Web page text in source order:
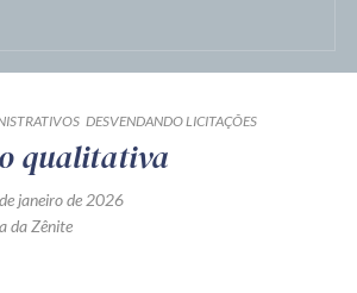
DESVENDANDO LICITAÇÕES
qualitativa
janeiro de 2026
da Zênite